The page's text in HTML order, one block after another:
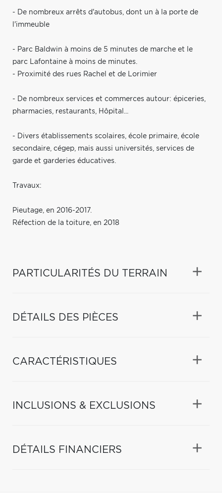
- De nombreux arrêts d'autobus, dont un à la porte de
l'immeuble
- Parc Baldwin à moins de 5 minutes de marche et le
parc Lafontaine à moins de minutes.
- Proximité des rues Rachel et de Lorimier
- De nombreux services et commerces autour: épiceries,
pharmacies, restaurants, Hôpital...
- Divers établissements scolaires, école primaire, école
secondaire, cégep, mais aussi universités, services de
garde et garderies éducatives.
Travaux:
Pieutage, en 2016-2017.
Réfection de la toiture, en 2018
PARTICULARITÉS DU TERRAIN
DÉTAILS DES PIÈCES
CARACTÉRISTIQUES
INCLUSIONS & EXCLUSIONS
DÉTAILS FINANCIERS